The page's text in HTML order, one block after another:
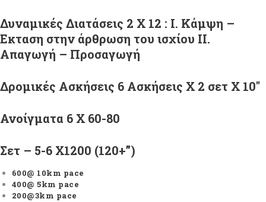
Δυναμικές Διατάσεις 2 Χ 12 : I. Κάμψη –
Εκταση στην άρθρωση του ισχίου ΙΙ.
Απαγωγή – Προσαγωγή
Δρομικές Ασκήσεις 6 Ασκήσεις Χ 2 σετ Χ 10″
Ανοίγματα 6 Χ 60-80
Σετ – 5-6 Χ1200 (120+”)
600@ 10km pace
400@ 5km pace
200@3km pace